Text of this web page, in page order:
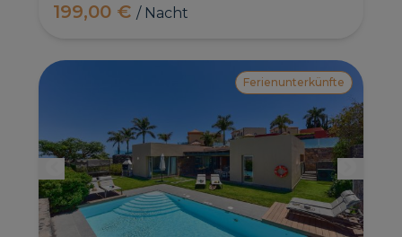
199,00 €/ Nacht
Ferienunterkünfte